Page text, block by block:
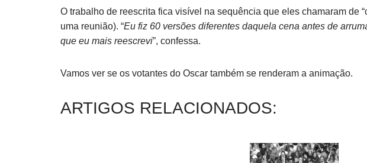
O trabalho de reescrita fica visível na sequência que eles chamaram de
uma reunião). “Eu fiz 60 versões diferentes daquela cena antes de
que eu mais reescrevi”, confessa.
Vamos ver se os votantes do Oscar também se renderam a animação.
ARTIGOS RELACIONADOS: